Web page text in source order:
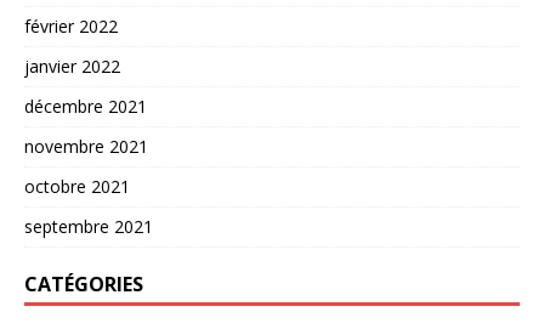
février 2022
janvier 2022
décembre 2021
novembre 2021
octobre 2021
septembre 2021
CATÉGORIES